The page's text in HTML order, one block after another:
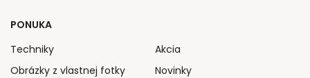
PONUKA
Techniky
Obrázky z vlastnej fotky
Akcia
Novinky